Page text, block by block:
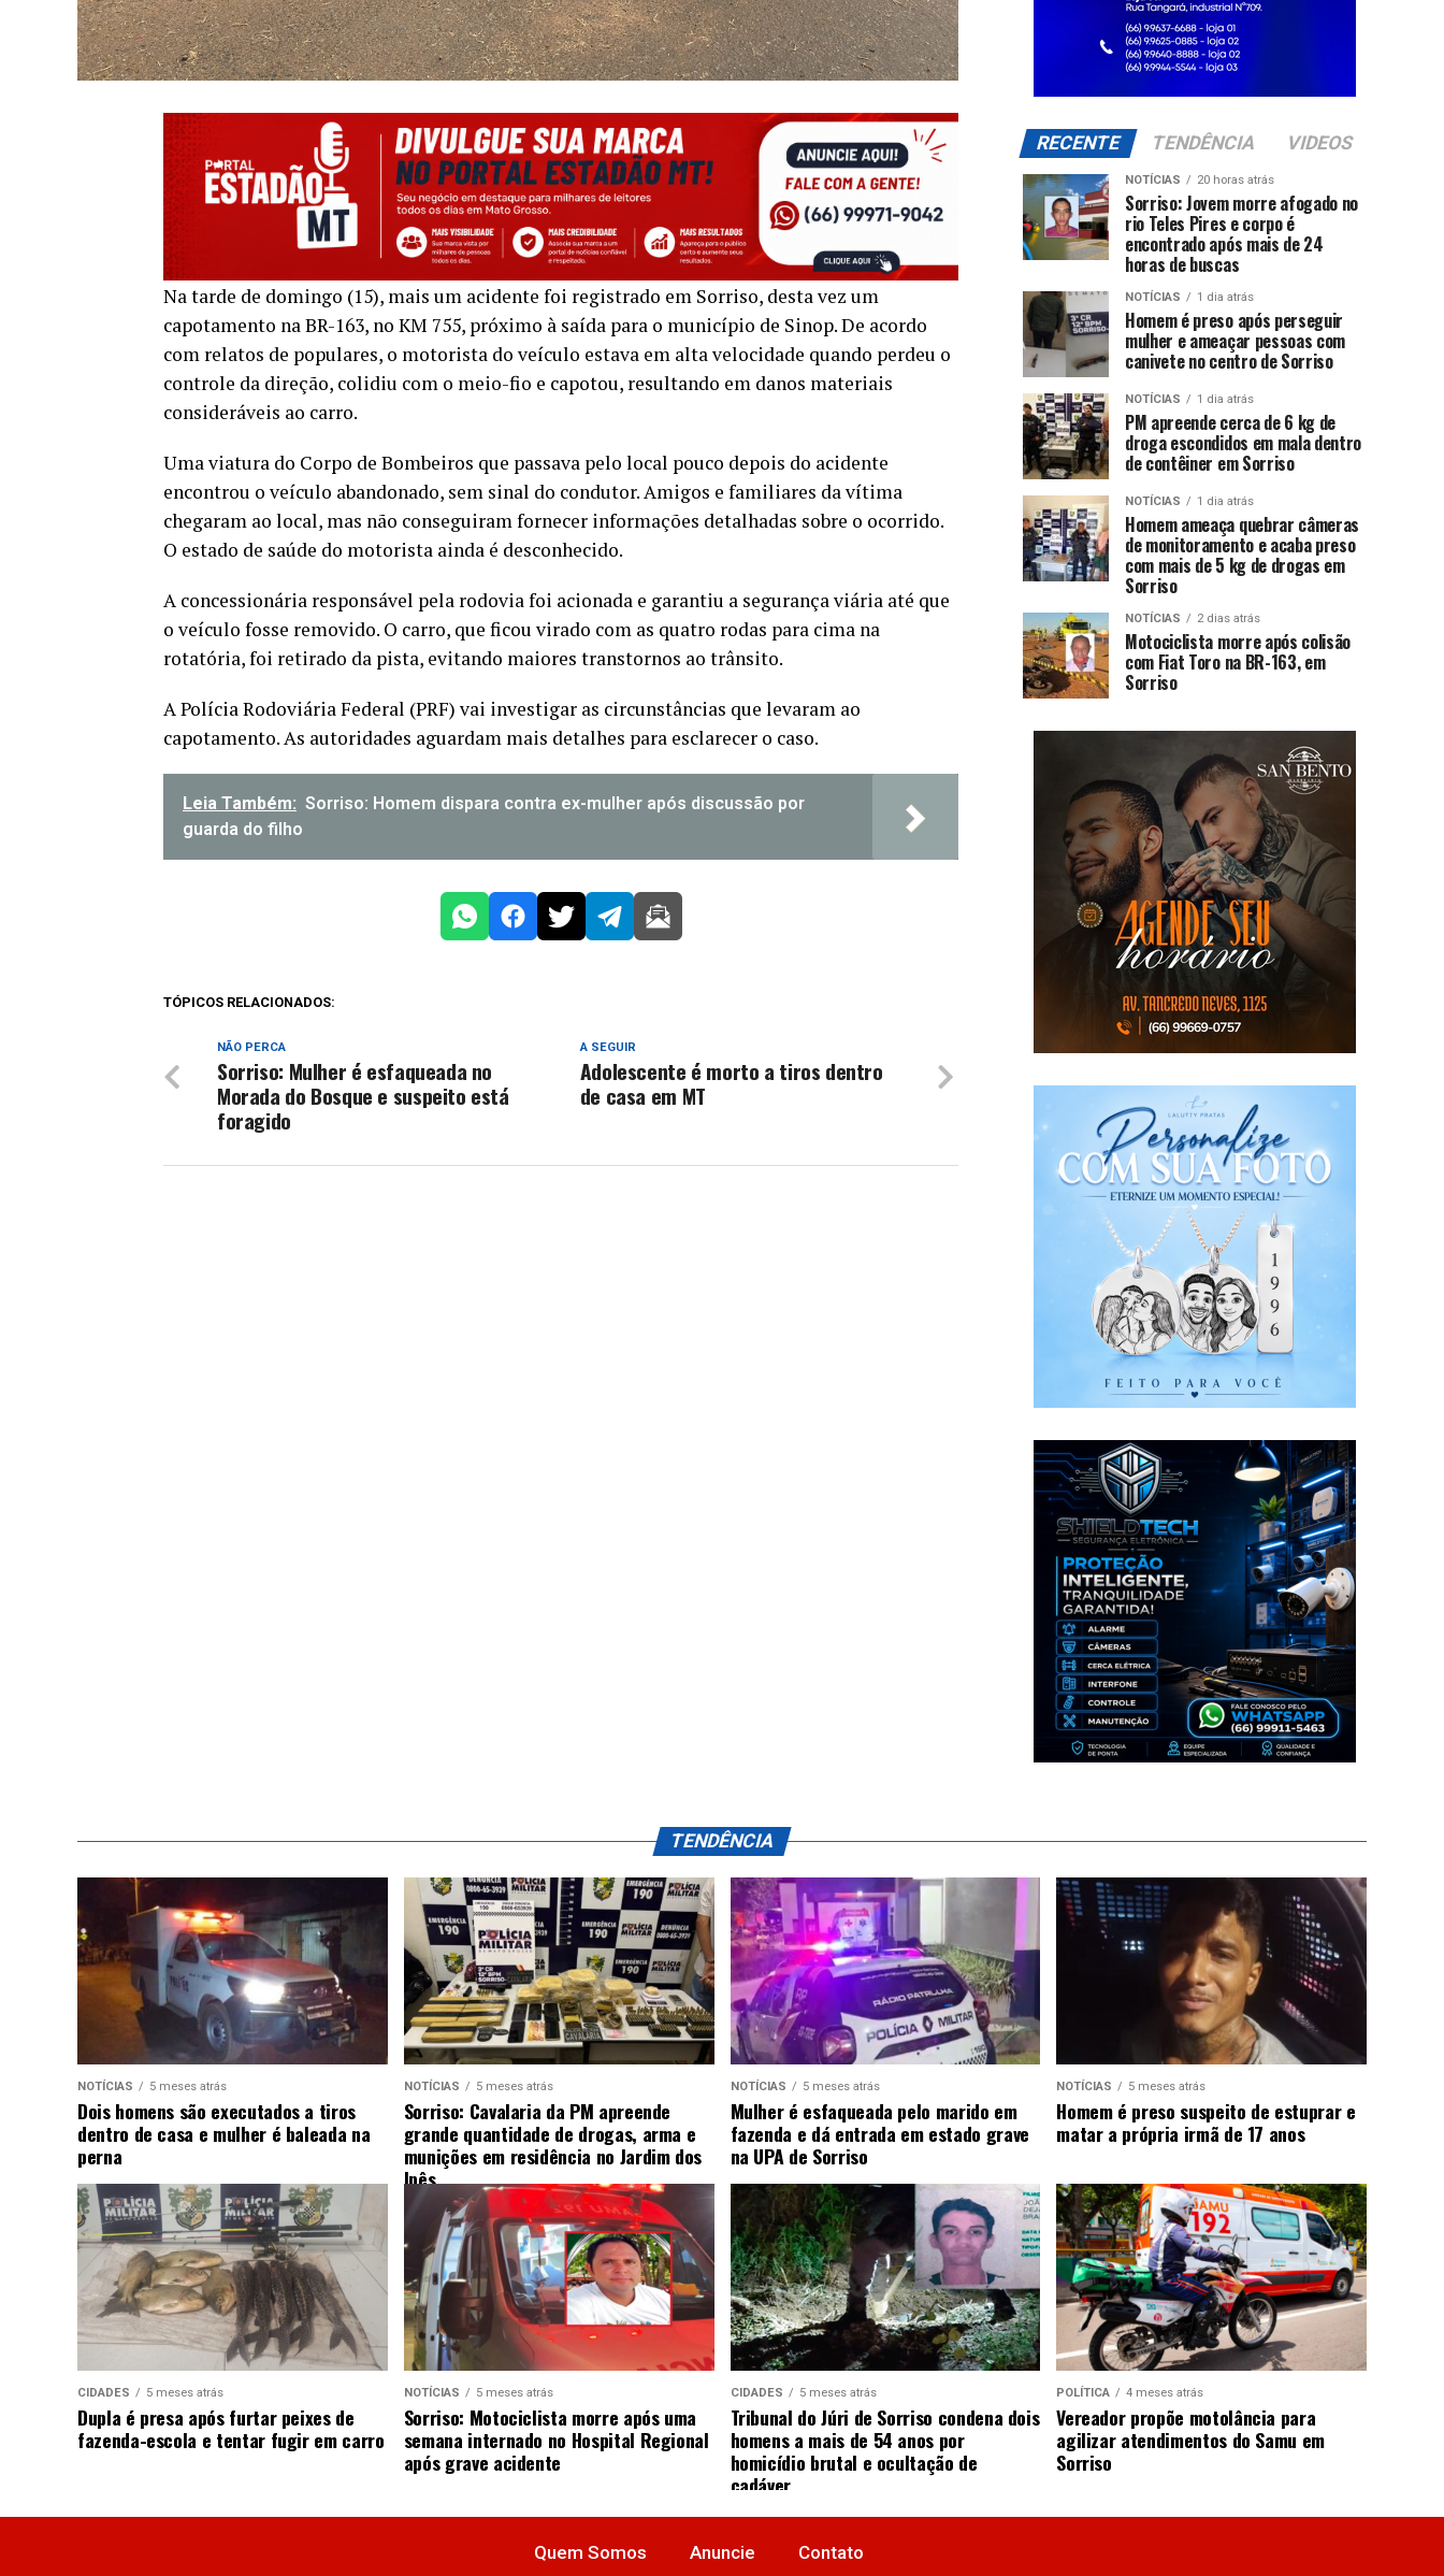
Na tarde de domingo (15), mais um acidente foi registrado em Sorriso, desta vez um
capotamento na BR-163, no KM 755, próximo à saída para o município de Sinop. De acordo
com relatos de populares, o motorista do veículo estava em alta velocidade quando perdeu o
controle da direção, colidiu com o meio-fio e capotou, resultando em danos materiais
consideráveis ao carro.
Uma viatura do Corpo de Bombeiros que passava pelo local pouco depois do acidente
encontrou o veículo abandonado, sem sinal do condutor. Amigos e familiares da vítima
chegaram ao local, mas não conseguiram fornecer informações detalhadas sobre o ocorrido.
O estado de saúde do motorista ainda é desconhecido.
A concessionária responsável pela rodovia foi acionada e garantiu a segurança viária até que
o veículo fosse removido. O carro, que ficou virado com as quatro rodas para cima na
rotatória, foi retirado da pista, evitando maiores transtornos ao trânsito.
A Polícia Rodoviária Federal (PRF) vai investigar as circunstâncias que levaram ao
capotamento. As autoridades aguardam mais detalhes para esclarecer o caso.
Leia Também: Sorriso: Homem dispara contra ex-mulher após discussão por
guarda do filho
TÓPICOS RELACIONADOS:
A SEGUIR
Adolescente é morto a tiros dentro
de casa em MT
NÃO PERCA
Sorriso: Mulher é esfaqueada no
Morada do Bosque e suspeito está
foragido
RECENTE TENDÊNCIA VIDEOS
NOTÍCIAS 20 horas atrás
Sorriso: Jovem morre afogado no
rio Teles Pires e corpo é
encontrado após mais de 24
horas de buscas
NOTÍCIAS 1 dia atrás
Homem é preso após perseguir
mulher e ameaçar pessoas com
canivete no centro de Sorriso
NOTÍCIAS 1 dia atrás
PM apreende cerca de 6 kg de
droga escondidos em mala dentro
de contêiner em Sorriso
NOTÍCIAS 1 dia atrás
Homem ameaça quebrar câmeras
de monitoramento e acaba preso
com mais de 5 kg de drogas em
Sorriso
NOTÍCIAS 2 dias atrás
Motociclista morre após colisão
com Fiat Toro na BR-163, em
Sorriso
TENDÊNCIA
NOTÍCIAS 5 meses atrás
Dois homens são executados a tiros
dentro de casa e mulher é baleada na
perna
NOTÍCIAS 5 meses atrás
Sorriso: Cavalaria da PM apreende
grande quantidade de drogas, arma e
munições em residência no Jardim dos
Ipês
NOTÍCIAS 5 meses atrás
Mulher é esfaqueada pelo marido em
fazenda e dá entrada em estado grave
na UPA de Sorriso
NOTÍCIAS 5 meses atrás
Homem é preso suspeito de estuprar e
matar a própria irmã de 17 anos
CIDADES 5 meses atrás
Dupla é presa após furtar peixes de
fazenda-escola e tentar fugir em carro
NOTÍCIAS 5 meses atrás
Sorriso: Motociclista morre após uma
semana internado no Hospital Regional
após grave acidente
CIDADES 5 meses atrás
Tribunal do Júri de Sorriso condena dois
homens a mais de 54 anos por
homicídio brutal e ocultação de
cadáver
POLÍTICA 4 meses atrás
Vereador propõe motolância para
agilizar atendimentos do Samu em
Sorriso
Quem Somos Anuncie Contato